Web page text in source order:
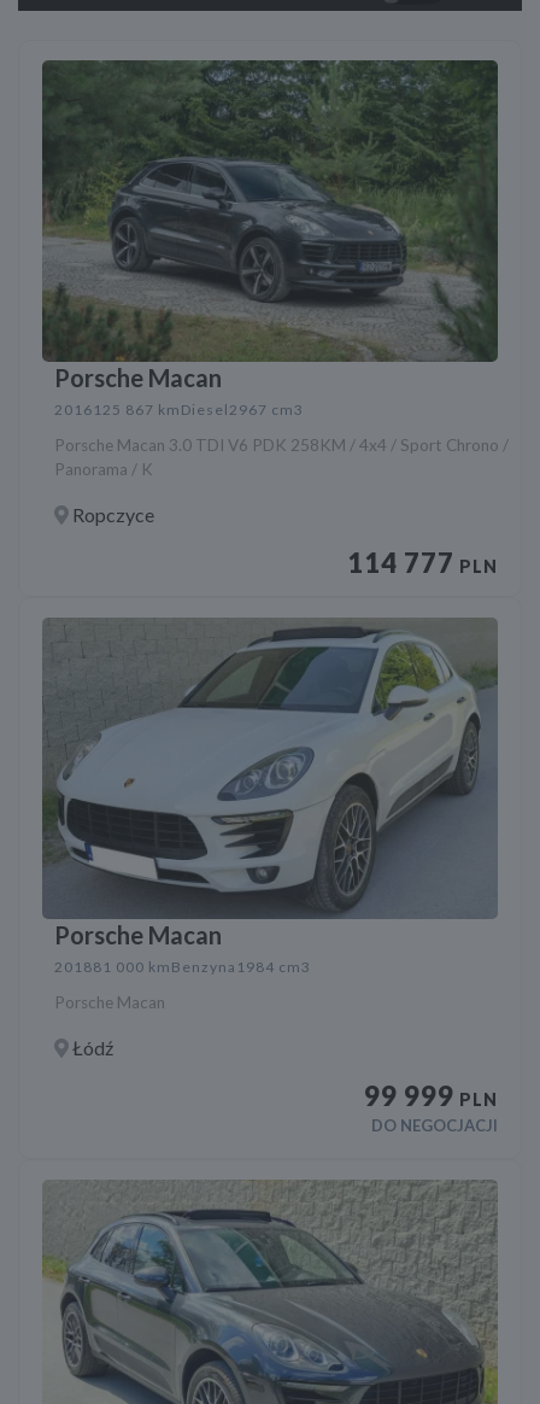
Porsche Macan
2016 125 867 km Diesel2967 cm3
Porsche Macan 3.0 TDI V6 PDK 258KM / 4x4 / Sport Chrono /
Panorama / K
Ropczyce
114 777 PLN
Porsche Macan
201881 000 km Benzyna 1984 cm3
Porsche Macan
Łódź
99 999 PLN
DO NEGOCJACJI